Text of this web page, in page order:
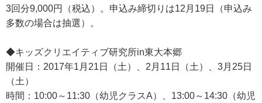
3回分9,000円（税込）。申込み締切りは12月19日（申込み
多数の場合は抽選）。
◆キッズクリエイティブ研究所in東大本郷
開催日：2017年1月21日（土）、2月11日（土）、3月25日
（土）
時間：10:00～11:30（幼児クラスA）、13:00～14:30（幼児